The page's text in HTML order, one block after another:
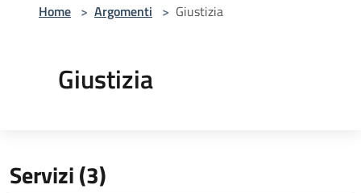
Home > Argomenti > Giustizia
Giustizia
Servizi (3)